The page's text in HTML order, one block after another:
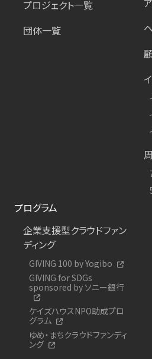
プロジェクト一覧
団体一覧
プログラム
企業支援型クラウドファン
ディング
GIVING 100 by Yogibo
GIVING for SDGs
sponsored by ソニー銀行
ケイズハウスNPO助成プロ
グラム
ゆめ・まちクラウドファンディ
ング